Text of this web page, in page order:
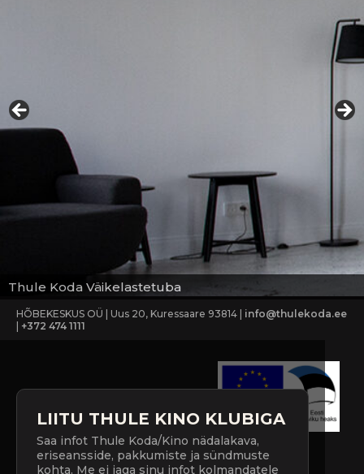
Thule Koda Väikelastetuba
HÕBEKESKUS OÜ | Uus 20, Kuressaare 93814 | info@thulekoda.ee
| +372 474 1111
LIITU THULE KINO KLUBIGA
Saa infot Thule Koda/Kino nädalakava,
eriseansside, pakkumiste ja sündmuste
kohta. Me ei jaga sinu infot kolmandatele